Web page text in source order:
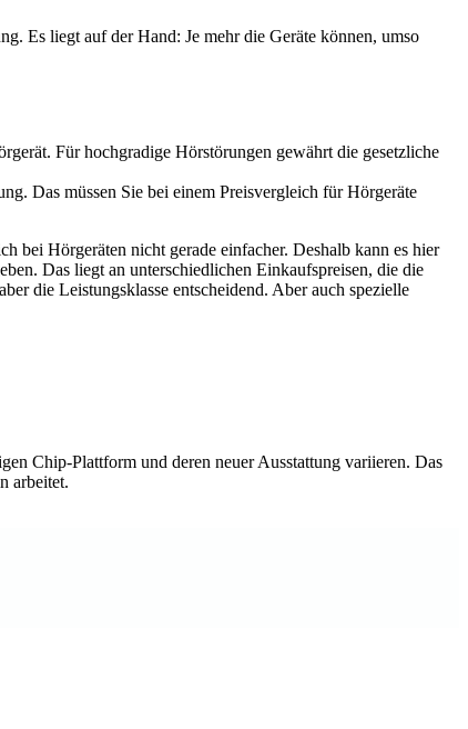
Es liegt auf der Hand: Je mehr die Geräte können, umso
Für hochgradige Hörstörungen gewährt die gesetzliche
Das müssen Sie bei einem Preisvergleich für Hörgeräte
bei Hörgeräten nicht gerade einfacher. Deshalb kann es hier
Das liegt an unterschiedlichen Einkaufspreisen, die die
die Leistungsklasse entscheidend. Aber auch spezielle
Chip-Plattform und deren neuer Ausstattung variieren. Das
arbeitet.